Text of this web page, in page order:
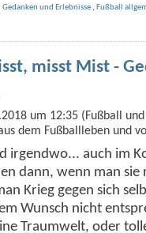
Gedanken und Erlebnisse , Fußball
misst Mist -
um 12:35 (Fußball
dem Fußballleben und
irgendwo... auch im
dann, wenn man
Krieg gegen sich
Wunsch nicht
Traumwelt, oder